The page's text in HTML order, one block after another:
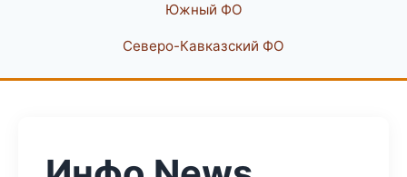
Южный ФО
Северо-Кавказский ФО